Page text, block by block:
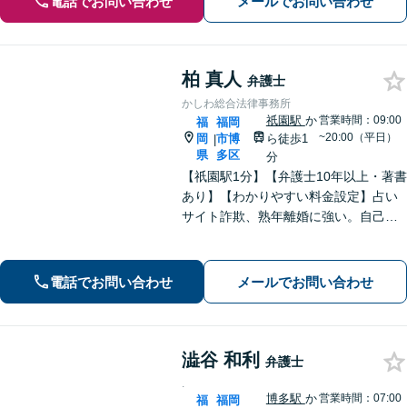
柏 真人 弁護士
かしわ総合法律事務所
福
岡
県
|
福岡
市博
多区
祇園駅 か
ら徒歩1
分
営業時間：09:00
~20:00（平日）
【祇園駅1分】【弁護士10年以上・著書
あり】【わかりやすい料金設定】占い
サイト詐欺、熟年離婚に強い。自己破
詐欺、刑事事件（博多警察署まで徒歩5
分）や相続にも対応。
電話でお問い合わせ メールでお問い合わせ
澁谷 和利 弁護士
.
福
福岡
博多駅 か営業時間：07:00